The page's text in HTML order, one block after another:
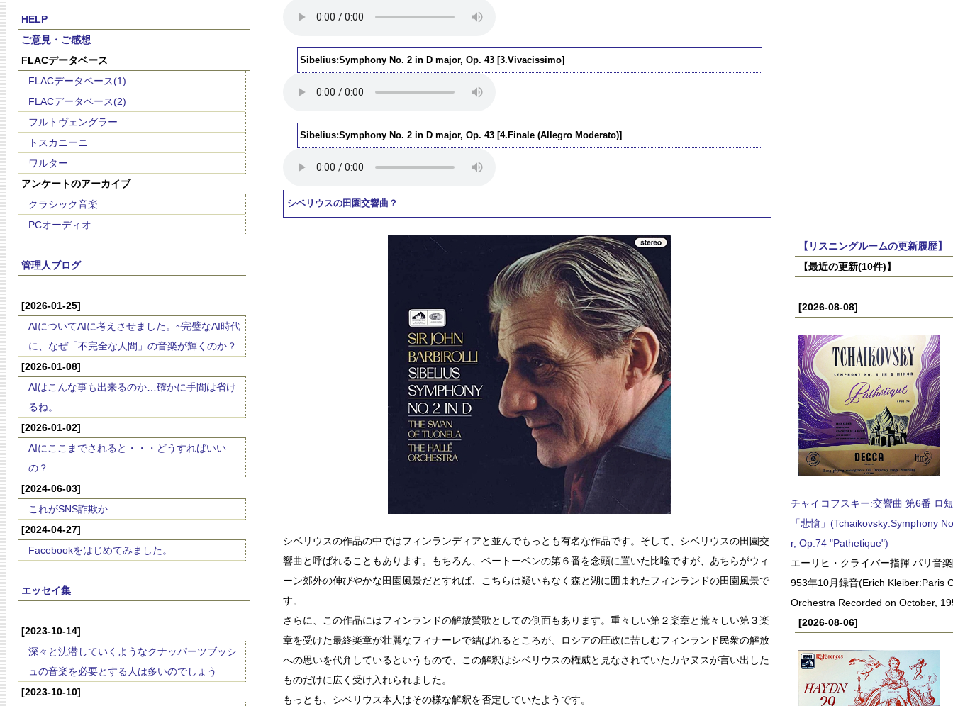
HELP
ご意見・ご感想
FLACデータベース
FLACデータベース(1)
FLACデータベース(2)
フルトヴェングラー
トスカニーニ
ワルター
アンケートのアーカイブ
クラシック音楽
PCオーディオ
管理人ブログ
[2026-01-25]
AIについてAIに考えさせました。~完璧なAI時代
に、なぜ「不完全な人間」の音楽が輝くのか？
[2026-01-08]
AIはこんな事も出来るのか…確かに手間は省け
るね。
[2026-01-02]
AIにここまでされると・・・どうすればいい
の？
[2024-06-03]
これがSNS詐欺か
[2024-04-27]
Facebookをはじめてみました。
エッセイ集
[2023-10-14]
深々と沈潜していくようなクナッパーツブッシ
ュの音楽を必要とする人は多いのでしょう
[2023-10-10]
Sibelius:Symphony No. 2 in D major, Op. 43 [3.Vivacissimo]
Sibelius:Symphony No. 2 in D major, Op. 43 [4.Finale (Allegro Moderato)]
シベリウスの田園交響曲？
シベリウスの作品の中ではフィンランディアと並んでもっとも有名な作品です。そして、シベリウスの田園交
響曲と呼ばれることもあります。もちろん、ベートーベンの第６番を念頭に置いた比喩ですが、あちらがウィ
ーン郊外の伸びやかな田園風景だとすれば、こちらは疑いもなく森と湖に囲まれたフィンランドの田園風景で
す。
さらに、この作品にはフィンランドの解放賛歌としての側面もあります。重々しい第２楽章と荒々しい第３楽
章を受けた最終楽章が壮麗なフィナーレで結ばれるところが、ロシアの圧政に苦しむフィンランド民衆の解放
への思いを代弁しているというもので、この解釈はシベリウスの権威と見なされていたカヤヌスが言い出した
ものだけに広く受け入れられました。
もっとも、シベリウス本人はその様な解釈を否定していたようです。
【リスニングルームの更新履歴】
【最近の更新(10件)】
[2026-08-08]
チャイコフスキー:交響曲 第6番 ロ
「悲愴」(Tchaikovsky:Symphony
r, Op.74 "Pathetique")
エーリヒ・クライバー指揮 パリ音
953年10月録音(Erich Kleiber:Paris
Orchestra Recorded on October,
[2026-08-06]